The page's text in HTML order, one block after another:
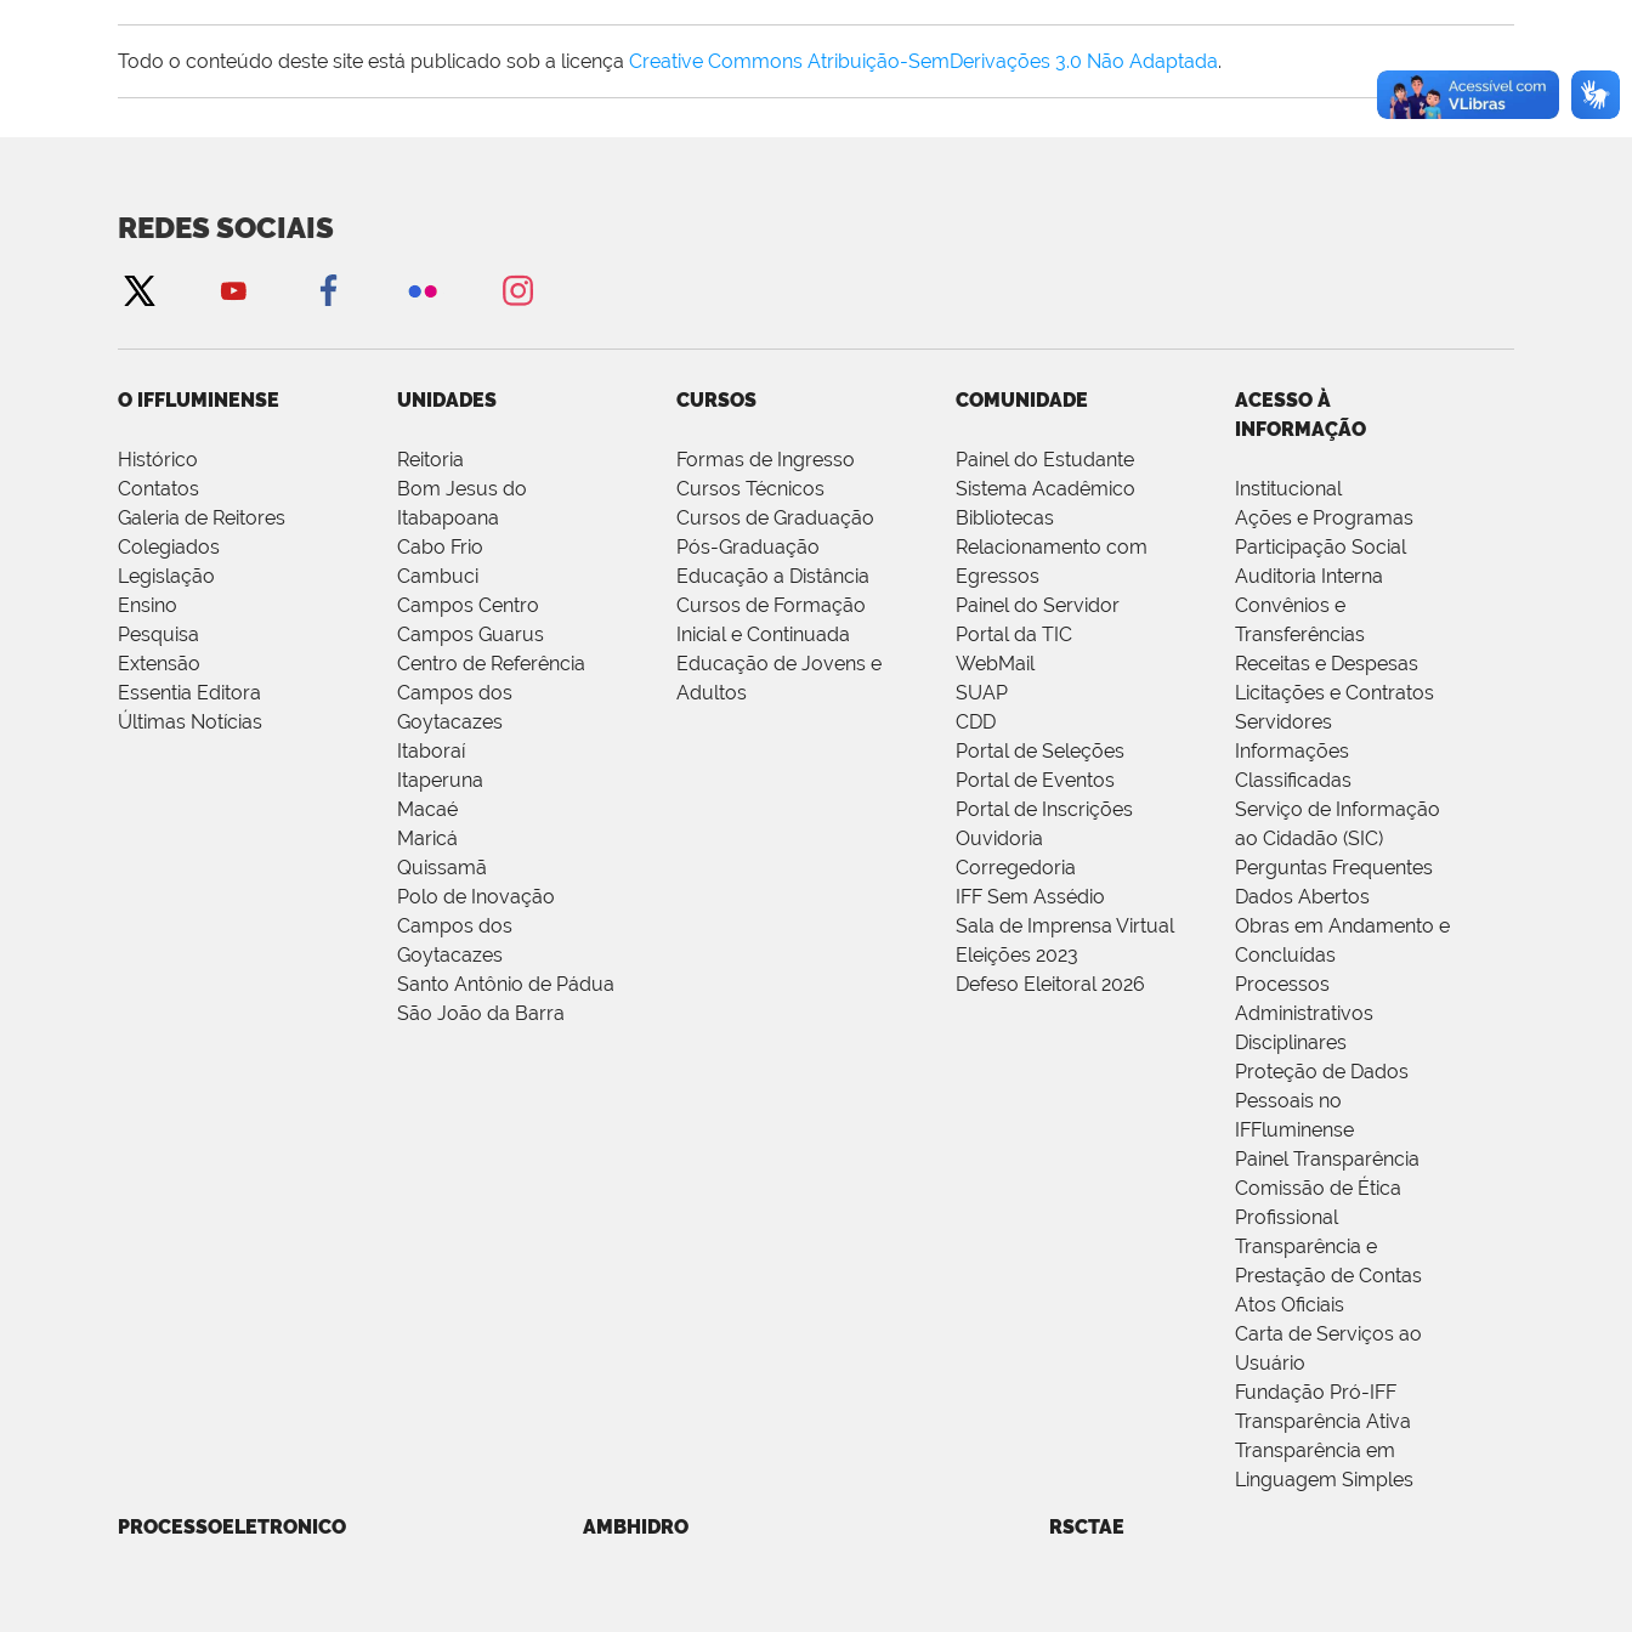
Todo o conteúdo deste site está publicado sob a licença Creative Commons Atribuição-SemDerivações 3.0 Não Adaptada.
REDES SOCIAIS
O IFFLUMINENSE
Histórico
Contatos
Galeria de Reitores
Colegiados
Legislação
Ensino
Pesquisa
Extensão
Essentia Editora
Últimas Notícias
UNIDADES
Reitoria
Bom Jesus do
Itabapoana
Cabo Frio
Cambuci
Campos Centro
Campos Guarus
Centro de Referência
Campos dos
Goytacazes
Itaboraí
Itaperuna
Macaé
Maricá
Quissamã
Polo de Inovação
Campos dos
Goytacazes
Santo Antônio de Pádua
São João da Barra
CURSOS
Formas de Ingresso
Cursos Técnicos
Cursos de Graduação
Pós-Graduação
Educação a Distância
Cursos de Formação
Inicial e Continuada
Educação de Jovens e
Adultos
COMUNIDADE
Painel do Estudante
Sistema Acadêmico
Bibliotecas
Relacionamento com
Egressos
Painel do Servidor
Portal da TIC
WebMail
SUAP
CDD
Portal de Seleções
Portal de Eventos
Portal de Inscrições
Ouvidoria
Corregedoria
IFF Sem Assédio
Sala de Imprensa Virtual
Eleições 2023
Defeso Eleitoral 2026
ACESSO À
INFORMAÇÃO
Institucional
Ações e Programas
Participação Social
Auditoria Interna
Convênios e
Transferências
Receitas e Despesas
Licitações e Contratos
Servidores
Informações
Classificadas
Serviço de Informação
ao Cidadão (SIC)
Perguntas Frequentes
Dados Abertos
Obras em Andamento e
Concluídas
Processos
Administrativos
Disciplinares
Proteção de Dados
Pessoais no
IFFluminense
Painel Transparência
Comissão de Ética
Profissional
Transparência e
Prestação de Contas
Atos Oficiais
Carta de Serviços ao
Usuário
Fundação Pró-IFF
Transparência Ativa
Transparência em
Linguagem Simples
PROCESSOELETRONICO AMBHIDRO RSCTAE